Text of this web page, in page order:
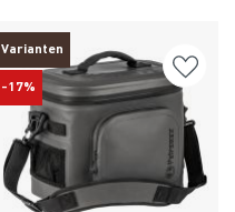
Varianten
-17%